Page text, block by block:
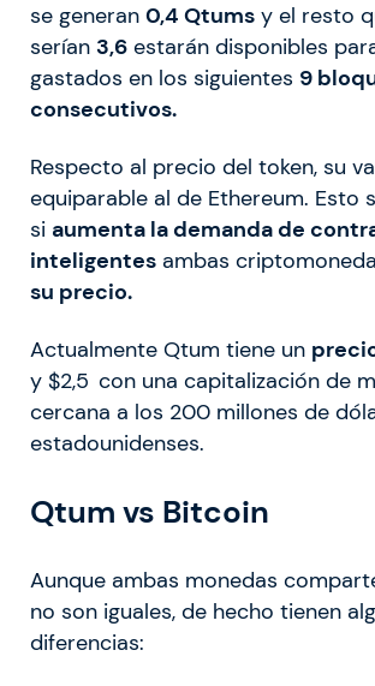
se generan 0,4 Qtums y el resto
serían 3,6 estarán disponibles
gastados en los siguientes 9
consecutivos.
Respecto al precio del token, su
equiparable al de Ethereum. Esto
si aumenta la demanda de
inteligentes ambas
su precio.
Actualmente Qtum tiene un
y $2,5 con una capitalización de
cercana a los 200 millones de
estadounidenses.
Qtum vs Bitcoin
Aunque ambas monedas
no son iguales, de hecho tienen
diferencias: